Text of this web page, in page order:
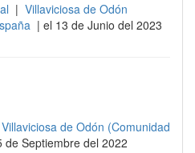
| Villaviciosa de Odón
| el 13 de Junio del 2023
Villaviciosa de Odón (Comunidad
de Septiembre del 2022